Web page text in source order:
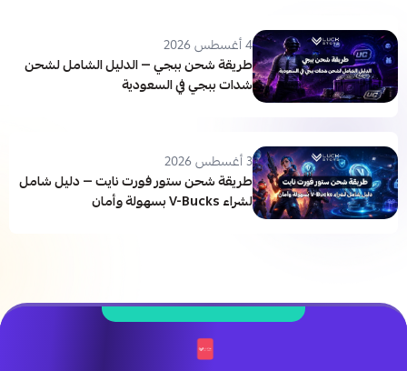
4 أغسطس 2026
طريقة شحن ببجي — الدليل الشامل لشحن
شدات ببجي في السعودية
3 أغسطس 2026
طريقة شحن ستور فورت نايت — دليل شامل
لشراء V-Bucks بسهولة وأمان